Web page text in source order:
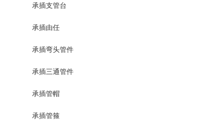
承插支管台
承插由任
承插弯头管件
承插三通管件
承插管帽
承插管箍